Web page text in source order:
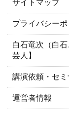
サイトマップ
プライバシー
白石竜次（白
芸人】
講演依頼・セ
運営者情報